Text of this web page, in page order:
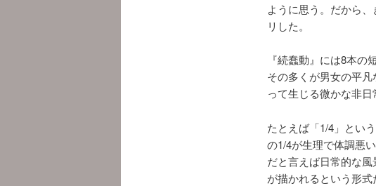
ように思う。だから
リした。
『続蠢動』には8本の
その多くが男女の平
って生じる微かな非日
たとえば「1/4」とい
の1/4が生理で体調悪
だと言えば日常的な
が描かれるという形式